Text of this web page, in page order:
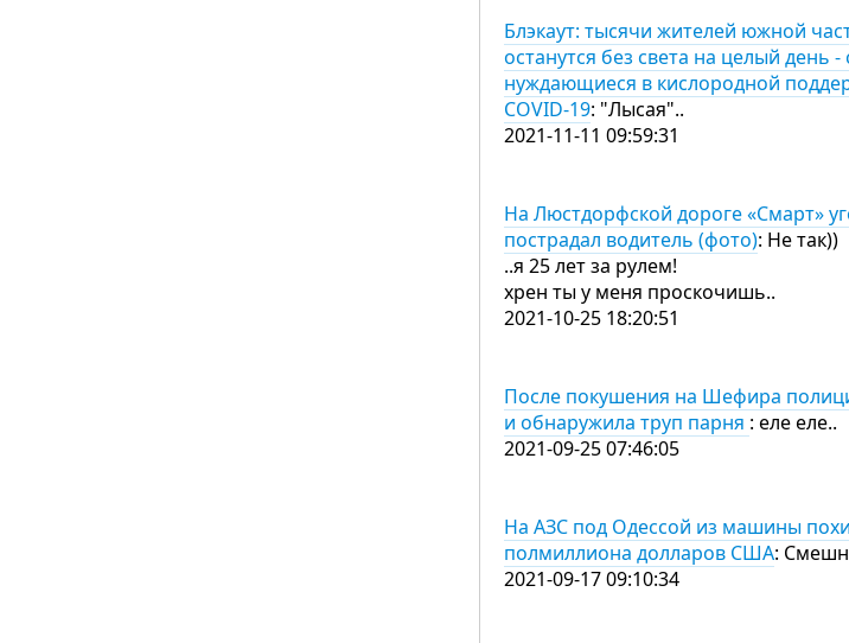
Блэкаут: тысячи жителей южной
останутся без света на целый день -
нуждающиеся в кислородной
COVID-19: "Лысая"..
2021-11-11 09:59:31
На Люстдорфской дороге «Смарт»
пострадал водитель (фото): Не так))
..я 25 лет за рулем!
хрен ты у меня проскочишь..
2021-10-25 18:20:51
После покушения на Шефира
и обнаружила труп парня : еле еле..
2021-09-25 07:46:05
На АЗС под Одессой из машины
полмиллиона долларов США:
2021-09-17 09:10:34